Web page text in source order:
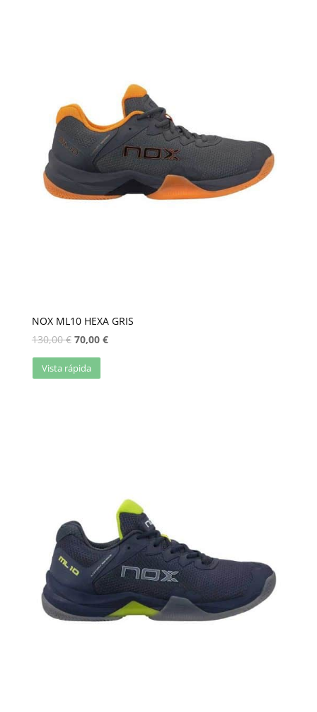
NOX ML10 HEXA GRIS
130,00€ 70,00 €
Vista rápida